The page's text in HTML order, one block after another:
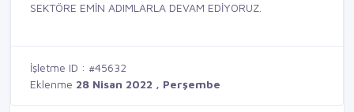
SEKTÖRE EMİN ADIMLARLA DEVAM EDİYORUZ.
İşletme ID : #45632
Eklenme 28 Nisan 2022 , Perşembe